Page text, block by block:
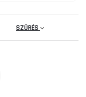
SZŰRÉS